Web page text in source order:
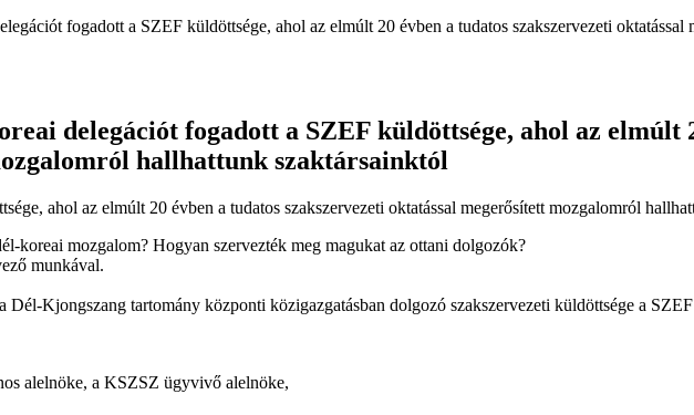
fogadott a SZEF küldöttsége, ahol az elmúlt 20 évben a tudatos szakszervezeti
delegációt fogadott a SZEF küldöttsége, ahol az elmúlt
hallhattunk szaktársainktól
ahol az elmúlt 20 évben a tudatos szakszervezeti oktatással megerősített mozgalomról
koreai mozgalom? Hogyan szervezték meg magukat az ottani dolgozók?
munkával.
Dél-Kjongszang tartomány központi közigazgatásban dolgozó szakszervezeti küldöttsége a
alelnöke, a KSZSZ ügyvivő alelnöke,